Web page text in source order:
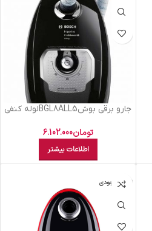
جارو برقي بوشBGL8ALL5لوله کنفي
تومان6.102.000
اطلاعات بیشتر
اتمام موجودی